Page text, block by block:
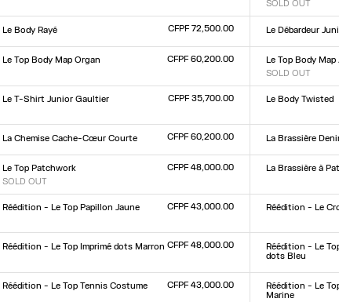
XXSXSSMLXLXXL
SOLD OUT
XXS XS M XLXXL
Le Body Rayé
XXS XSS L XLXXL
CFPF 72,500.00
Le Débardeur
XXS XSS L XL
Le Top Body Map Organ
XXSXSSMLXLXXL
CFPF 60,200.00
Le Top Body
SOLD OUT
XXS XS M LXL XXL
Le T-Shirt Junior Gaultier
XXSXSSMLXLXXL
CFPF 35,700.00
Le Body Twisted
XXSXSSMLXL
La Chemise Cache-Cœur Courte
34
36 3840 42
CFPF 60,200.00
La Brassière
XS SM
Le Top Patchwork
SOLD OUT
XXS XS XL XXL
CFPF 48,000.00
La Brassière à
XXSXSSMLXL
Réédition - Le Top Papillon Jaune
XXSXSSMLXLXXL
CFPF 43,000.00
Réédition - Le
XXSXSSMLXL
Réédition - Le Top Imprimé dots Marron
XXSXSSMLXLXXL
CFPF 48,000.00
Réédition - Le
dots Bleu
XXS XS XL XXL
Réédition - Le Top Tennis Costume
CFPF 43,000.00
Réédition - Le
Marine